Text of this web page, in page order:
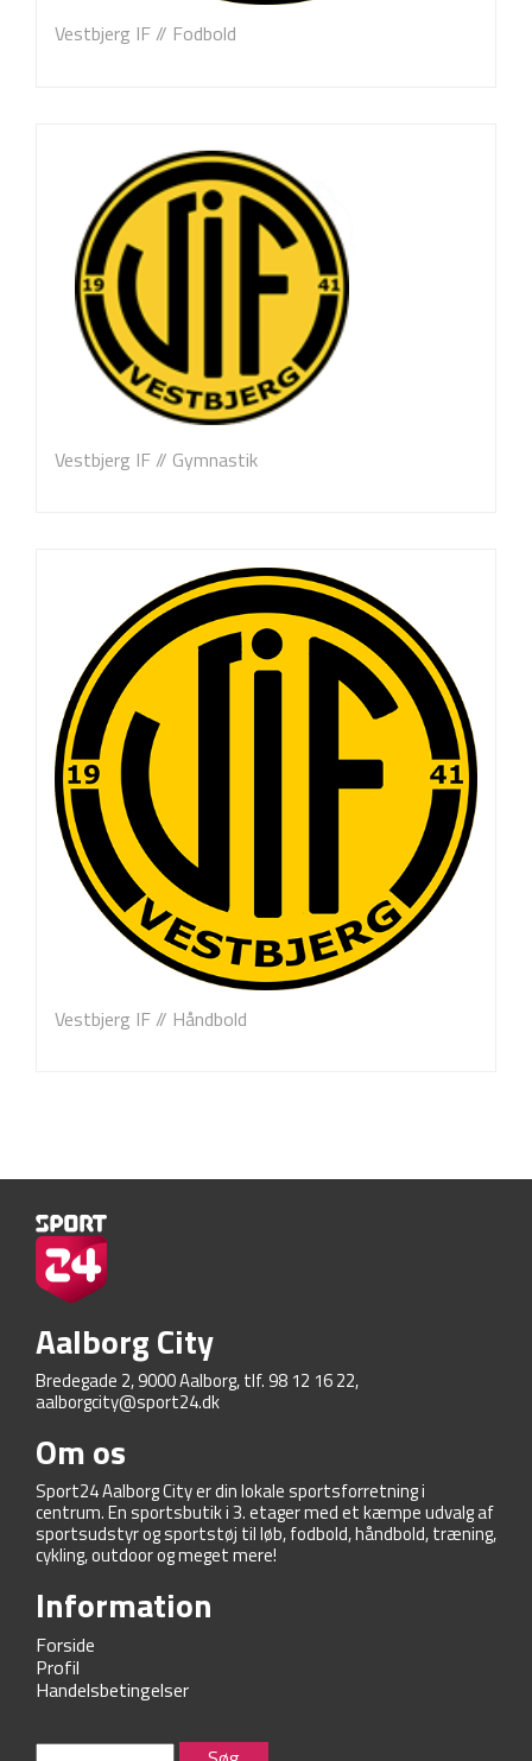
Vestbjerg IF // Fodbold
Vestbjerg IF // Gymnastik
Vestbjerg IF // Håndbold
Aalborg City
Bredegade 2, 9000 Aalborg, tlf. 98 12 16 22,
aalborgcity@sport24.dk
Om os
Sport24 Aalborg City er din lokale sportsforretning i
centrum. En sportsbutik i 3. etager med et kæmpe udvalg af
sportsudstyr og sportstøj til løb, fodbold, håndbold, træning,
cykling, outdoor og meget mere!
Information
Forside
Profil
Handelsbetingelser